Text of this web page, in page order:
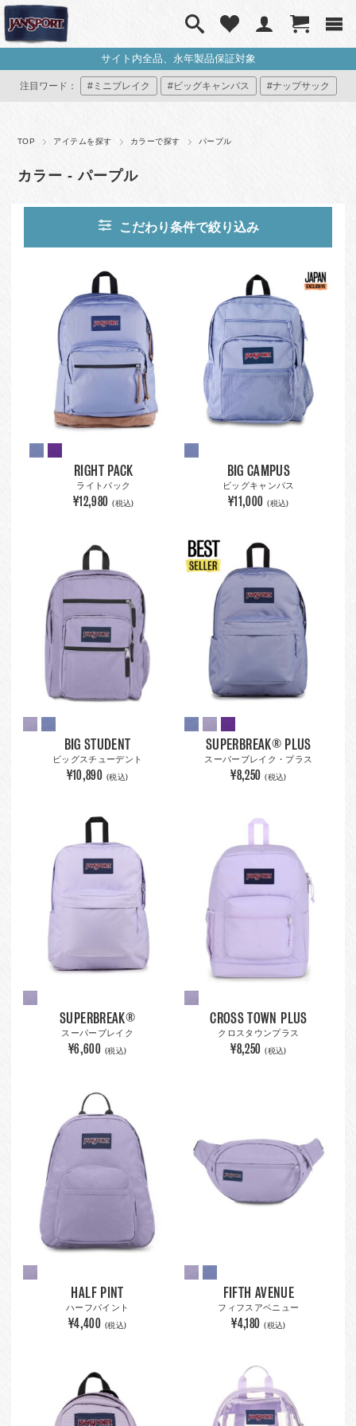
サイト内全品、永年製品保証対象
注目ワード： #ミニブレイク #ビッグキャンパス #ナップサック
TOP アイテムを探す カラーで探す パープル
カラー - パープル
こだわり条件で絞り込み
RIGHT PACK
ライトパック
¥12,980 (税込)
BIG CAMPUS
ビッグキャンパス
¥11,000 (税込)
BIG STUDENT
ビッグスチューデント
¥10,890 (税込)
SUPERBREAK® PLUS
スーパーブレイク・プラス
¥8,250 (税込)
SUPERBREAK®
スーパーブレイク
¥6,600 (税込)
CROSS TOWN PLUS
クロスタウンプラス
¥8,250 (税込)
HALF PINT
ハーフパイント
¥4,400 (税込)
FIFTH AVENUE
フィフスアベニュー
¥4,180 (税込)